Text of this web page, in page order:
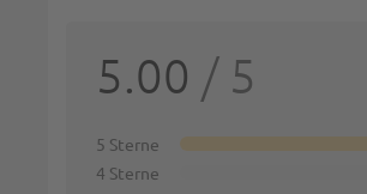
5.00 / 5
5 Sterne
4 Sterne